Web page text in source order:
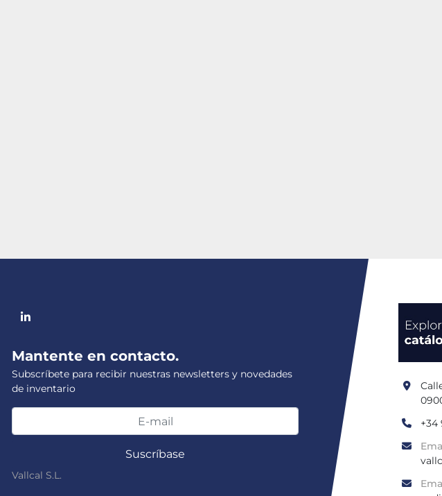
linkedin
Mantente en contacto.
Subscríbete para recibir nuestras newsletters y novedades
de inventario
Suscríbase
Vallcal S.L.
+34